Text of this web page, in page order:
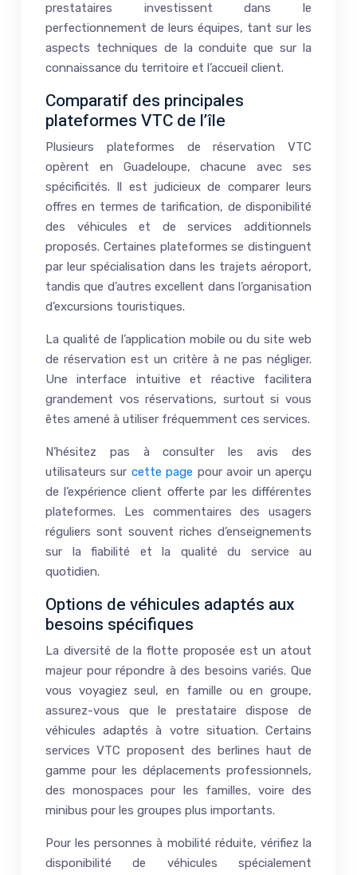
prestataires investissent dans le
perfectionnement de leurs équipes, tant sur les
aspects techniques de la conduite que sur la
connaissance du territoire et l’accueil client.
Comparatif des principales
plateformes VTC de l’île
Plusieurs plateformes de réservation VTC
opèrent en Guadeloupe, chacune avec ses
spécificités. Il est judicieux de comparer leurs
offres en termes de tarification, de disponibilité
des véhicules et de services additionnels
proposés. Certaines plateformes se distinguent
par leur spécialisation dans les trajets aéroport,
tandis que d’autres excellent dans l’organisation
d’excursions touristiques.
La qualité de l’application mobile ou du site web
de réservation est un critère à ne pas négliger.
Une interface intuitive et réactive facilitera
grandement vos réservations, surtout si vous
êtes amené à utiliser fréquemment ces services.
N’hésitez pas à consulter les avis des
utilisateurs sur cette page pour avoir un aperçu
de l’expérience client offerte par les différentes
plateformes. Les commentaires des usagers
réguliers sont souvent riches d’enseignements
sur la fiabilité et la qualité du service au
quotidien.
Options de véhicules adaptés aux
besoins spécifiques
La diversité de la flotte proposée est un atout
majeur pour répondre à des besoins variés. Que
vous voyagiez seul, en famille ou en groupe,
assurez-vous que le prestataire dispose de
véhicules adaptés à votre situation. Certains
services VTC proposent des berlines haut de
gamme pour les déplacements professionnels,
des monospaces pour les familles, voire des
minibus pour les groupes plus importants.
Pour les personnes à mobilité réduite, vérifiez la
disponibilité de véhicules spécialement